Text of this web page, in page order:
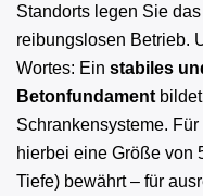
Standorts legen Sie
reibungslosen Betrieb.
Wortes: Ein stabiles
Betonfundament
Schrankensysteme.
hierbei eine Größe von
Tiefe) bewährt – für